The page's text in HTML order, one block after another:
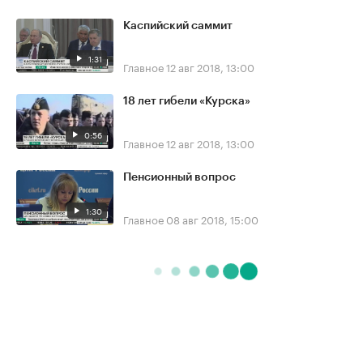
1:31
Каспийский саммит
Главное12 авг 2018, 13:00
0:56
18 лет гибели «Курска»
Главное12 авг 2018, 13:00
1:30
Пенсионный вопрос
Главное 08 авг 2018, 15:00